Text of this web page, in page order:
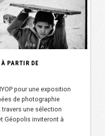
PARTIR DE
pour une exposition
de photographie
une sélection
Géopolis inviteront à